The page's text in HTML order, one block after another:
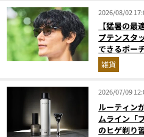
2026/08/02
【猛暑の最
プテンスタ
できるポー
増刊付録に登
雑貨
2026/07/09
ルーティン
ムライン「
のヒゲ剃り